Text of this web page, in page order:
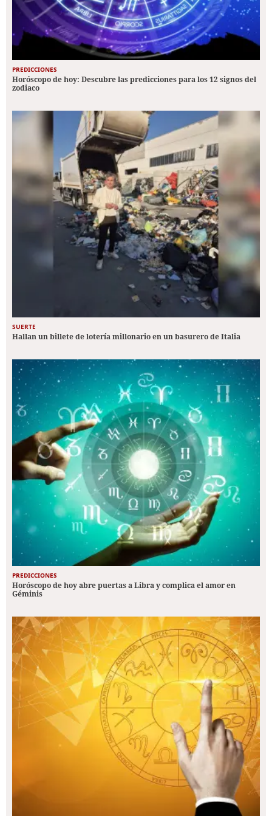
PREDICCIONES
Horóscopo de hoy: Descubre las predicciones para los 12 signos del
zodiaco
SUERTE
Hallan un billete de lotería millonario en un basurero de Italia
PREDICCIONES
Horóscopo de hoy abre puertas a Libra y complica el amor en
Géminis